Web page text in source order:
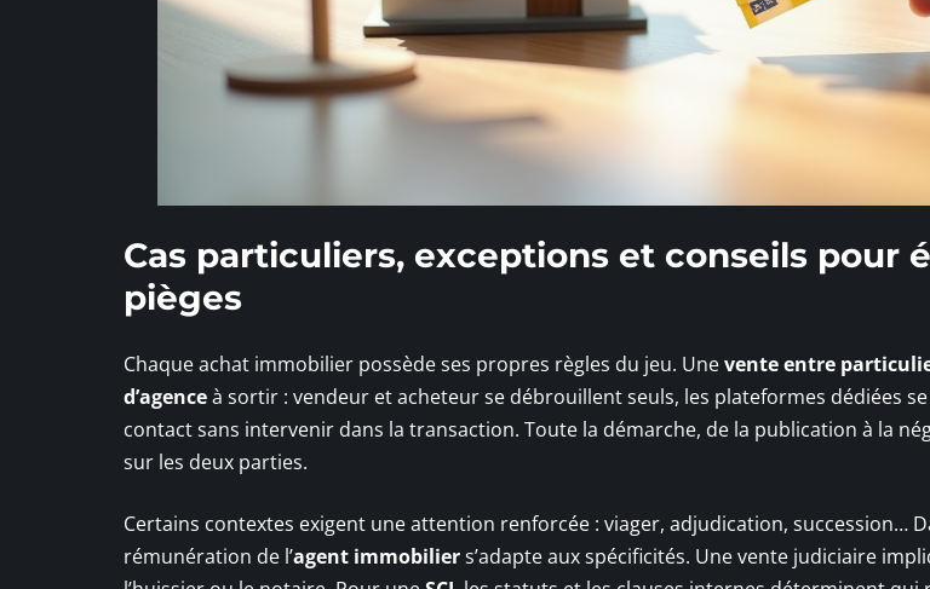
Cas particuliers, exceptions et conseils pour
pièges
Chaque achat immobilier possède ses propres règles du jeu. Unevente entre
d’agenceà sortir : vendeur et acheteur se débrouillent seuls, les plateformes dédiées
contact sans intervenir dans la transaction. Toute la démarche, de la publication à la
sur les deux parties.
Certains contextes exigent une attention renforcée : viager, adjudication, succession…
rémunération de l’agent immobiliers’adapte aux spécificités. Une vente judiciaire